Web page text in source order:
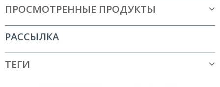
ПРОСМОТРЕННЫЕ ПРОДУКТЫ
РАССЫЛКА
ТЕГИ